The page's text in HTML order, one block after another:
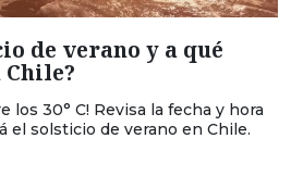
de verano y a qué
los 30° C! Revisa la fecha y hora
el solsticio de verano en Chile.